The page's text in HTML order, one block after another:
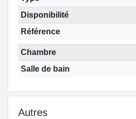
Disponibilité
Référence
Chambre
Salle de bain
Autres